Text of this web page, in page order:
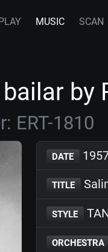
MUSIC SCAN
by
ERT-1810
DATE
TITLE
STYLE
ORCHESTRA